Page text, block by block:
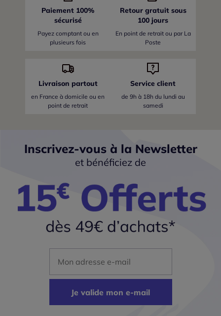
Paiement 100%
sécurisé
Payez comptant ou en
plusieurs fois
Retour gratuit sous
100 jours
En point de retrait ou par La
Poste
Livraison partout
en France à domicile ou en
point de retrait
Service client
de 9h à 18h du lundi au
samedi
Inscrivez-vous à la Newsletter
et bénéficiez de
Je valide mon e-mail